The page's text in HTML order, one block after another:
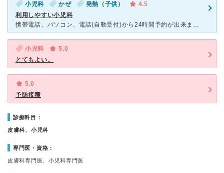
小児科 かぜ 発熱（子供）
4.5
利用しやすい小児科
携帯電話、パソコン、電話(自動受付)から24時間予約が出来ます(初診もできる)都合が悪くなったら予約取り消しもできます。予約制でも混んでる時は待ち時間が長いときがありますが、予約制のおかげで無駄な待ち
小児科
5.0
とてもよい。
5.0
予防接種
診療科目：
皮膚科、小児科
専門医・資格：
皮膚科専門医、小児科専門医